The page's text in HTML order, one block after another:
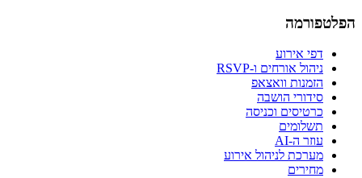
הפלטפורמה
דפי אירוע
ניהול אורחים ו-RSVP
הזמנות וואצאפ
סידורי הושבה
כרטיסים וכניסה
תשלומים
עוזר ה-AI
מערכת לניהול אירוע
מחירים